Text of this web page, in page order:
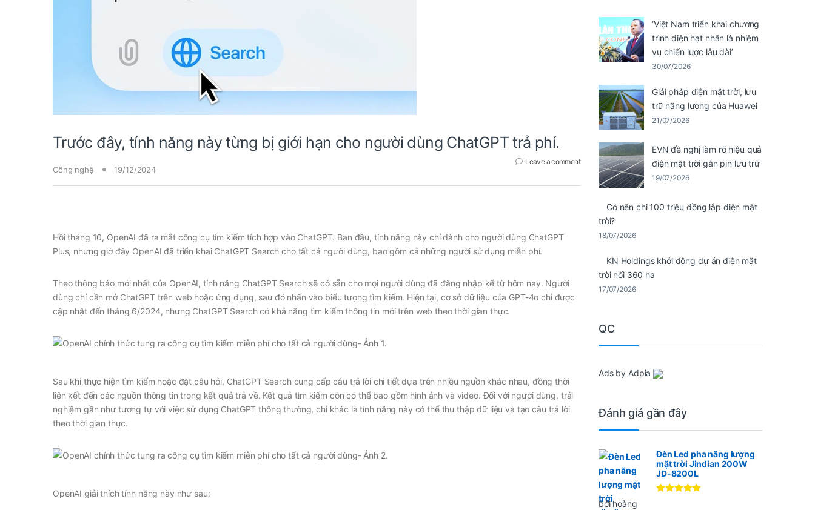
Trước đây, tính năng này từng bị giới hạn cho người dùng ChatGPT trả phí.
Leave a comment
Công nghệ 19/12/2024
Hồi tháng 10, OpenAI đã ra mắt công cụ tìm kiếm tích hợp vào ChatGPT. Ban đầu, tính năng này chỉ dành cho người dùng ChatGPT
Plus, nhưng giờ đây OpenAI đã triển khai ChatGPT Search cho tất cả người dùng, bao gồm cả những người sử dụng miễn phí.
Theo thông báo mới nhất của OpenAI, tính năng ChatGPT Search sẽ có sẵn cho mọi người dùng đã đăng nhập kể từ hôm nay. Người
dùng chỉ cần mở ChatGPT trên web hoặc ứng dụng, sau đó nhấn vào biểu tượng tìm kiếm. Hiện tại, cơ sở dữ liệu của GPT-4o chỉ được
cập nhật đến tháng 6/2024, nhưng ChatGPT Search có khả năng tìm kiếm thông tin mới trên web theo thời gian thực.
Sau khi thực hiện tìm kiếm hoặc đặt câu hỏi, ChatGPT Search cung cấp câu trả lời chi tiết dựa trên nhiều nguồn khác nhau, đồng thời
liên kết đến các nguồn thông tin trong kết quả trả về. Kết quả tìm kiếm còn có thể bao gồm hình ảnh và video. Đối với người dùng, trải
nghiệm gần như tương tự với việc sử dụng ChatGPT thông thường, chỉ khác là tính năng này có thể thu thập dữ liệu và tạo câu trả lời
theo thời gian thực.
OpenAI giải thích tính năng này như sau:
‘Việt Nam triển khai chương
trình điện hạt nhân là nhiệm
vụ chiến lược lâu dài’
30/07/2026
Giải pháp điện mặt trời, lưu
trữ năng lượng của Huawei
21/07/2026
EVN đề nghị làm rõ hiệu quả
điện mặt trời gắn pin lưu trữ
19/07/2026
Có nên chi 100 triệu đồng lắp điện mặt
trời?
18/07/2026
KN Holdings khởi động dự án điện mặt
trời nổi 360 ha
17/07/2026
QC
Ads by Adpia
Đánh giá gần đây
Đèn Led pha năng lượng
mặt trời Jindian 200W
JD-8200L
bởi hoàng